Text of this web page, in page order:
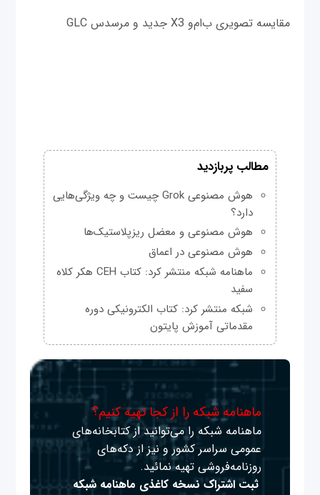
مقایسه تصویری ب‌ام‌و X3 جدید و مرسدس GLC
مطالب پربازدید
هوش مصنوعی Grok چیست و چه ویژگی‌هایی
دارد؟
هوش مصنوعی و معضل ریزپلاستیک‌ها
هوش مصنوعی در اعماق
ماهنامه شبکه منتشر کرد: کتاب CEH هکر کلاه
سفید
شبکه منتشر کرد: کتاب الکترونیکی دوره
مقدماتی آموزش پایتون
ماهنامه شبکه را از کجا تهیه کنیم؟
ماهنامه شبکه را می‌توانید از کتابخانه‌های
عمومی سراسر کشور و نیز از دکه‌های
روزنامه‌فروشی تهیه نمائید.
ثبت اشتراک نسخه کاغذی ماهنامه شبکه